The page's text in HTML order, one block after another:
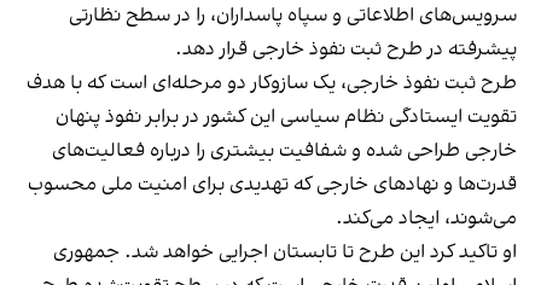
سرویس‌های اطلاعاتی و سپاه پاسداران، را در سطح نظارتی
پیشرفته در طرح ثبت نفوذ خارجی قرار دهد.
طرح ثبت نفوذ خارجی، یک سازوکار دو مرحله‌ای است که با هدف
تقویت ایستادگی نظام سیاسی این کشور در برابر نفوذ پنهان
خارجی طراحی شده و شفافیت بیشتری را درباره فعالیت‌های
قدرت‌ها و نهادهای خارجی که تهدیدی برای امنیت ملی محسوب
می‌شوند، ایجاد می‌کند.
او تاکید کرد این طرح تا تابستان اجرایی خواهد شد. جمهوری